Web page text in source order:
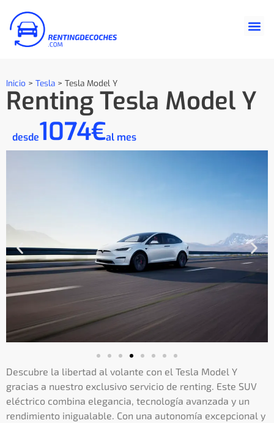
Inicio > Tesla > Tesla Model Y
Renting Tesla Model Y
desde1074€al mes
Descubre la libertad al volante con el Tesla Model Y
gracias a nuestro exclusivo servicio de renting. Este SUV
eléctrico combina elegancia, tecnología avanzada y un
rendimiento inigualable. Con una autonomía excepcional y